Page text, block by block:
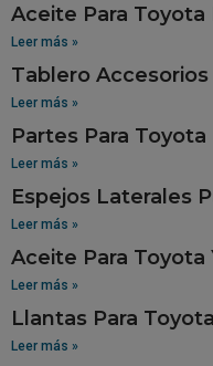
Aceite Para Toyota
Leer más »
Tablero
Leer más »
Partes Para
Leer más »
Espejos Laterales
Leer más »
Aceite Para Toyota
Leer más »
Llantas Para
Leer más »